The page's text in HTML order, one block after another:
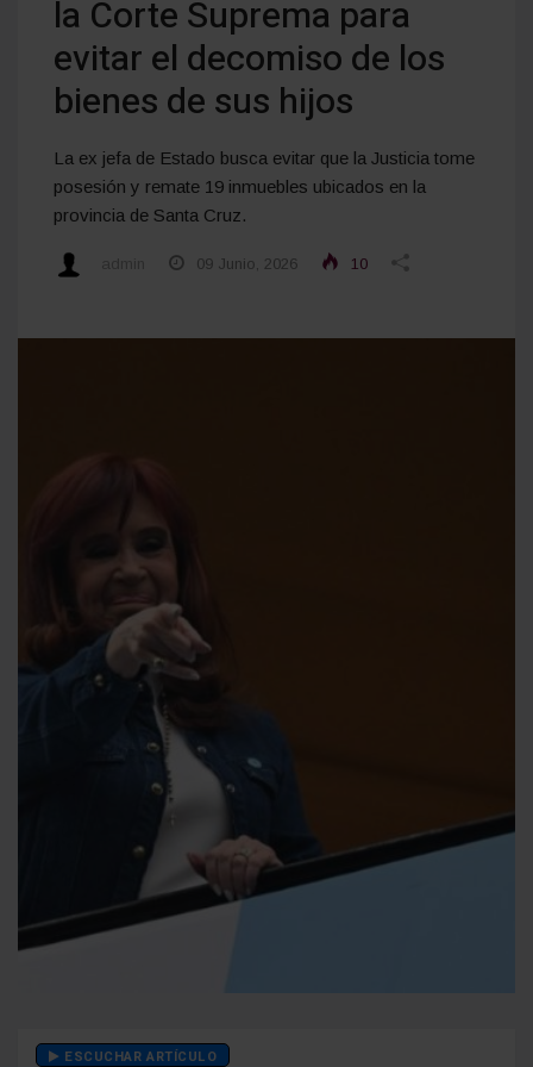
la Corte Suprema para
evitar el decomiso de los
bienes de sus hijos
La ex jefa de Estado busca evitar que la Justicia tome
posesión y remate 19 inmuebles ubicados en la
provincia de Santa Cruz.
09 Junio, 2026 10
ESCUCHAR ARTÍCULO